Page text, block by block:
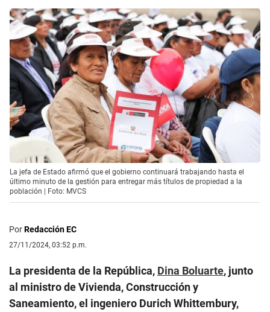
La jefa de Estado afirmó que el gobierno continuará trabajando hasta el
último minuto de la gestión para entregar más títulos de propiedad a la
población | Foto: MVCS
PorRedacción EC
27/11/2024, 03:52 p.m.
La presidenta de la República, Dina Boluarte, junto
al ministro de Vivienda, Construcción y
Saneamiento, el ingeniero Durich Whittembury,